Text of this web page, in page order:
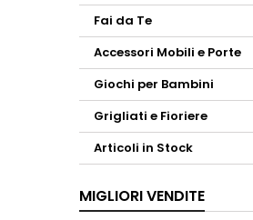
Fai da Te
Accessori Mobili e Porte
Giochi per Bambini
Grigliati e Fioriere
Articoli in Stock
MIGLIORI VENDITE